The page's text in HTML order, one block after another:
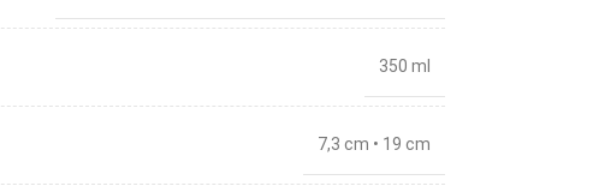
350 ml
7,3 cm • 19 cm